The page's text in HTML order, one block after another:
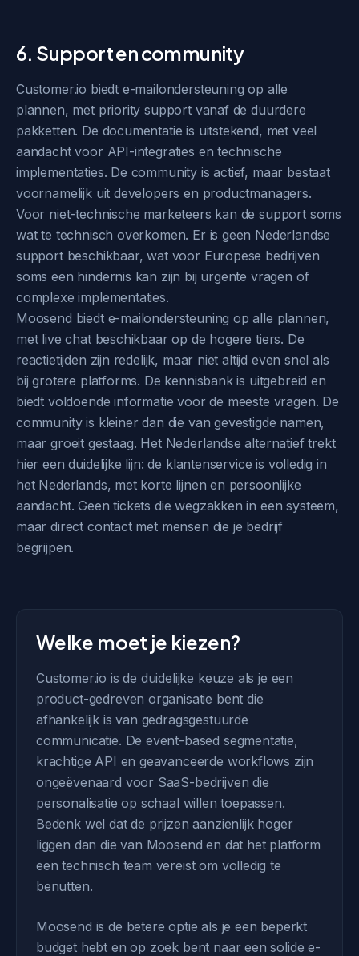
6. Support en community
Customer.io biedt e-mailondersteuning op alle
plannen, met priority support vanaf de duurdere
pakketten. De documentatie is uitstekend, met veel
aandacht voor API-integraties en technische
implementaties. De community is actief, maar bestaat
voornamelijk uit developers en productmanagers.
Voor niet-technische marketeers kan de support soms
wat te technisch overkomen. Er is geen Nederlandse
support beschikbaar, wat voor Europese bedrijven
soms een hindernis kan zijn bij urgente vragen of
complexe implementaties.
Moosend biedt e-mailondersteuning op alle plannen,
met live chat beschikbaar op de hogere tiers. De
reactietijden zijn redelijk, maar niet altijd even snel als
bij grotere platforms. De kennisbank is uitgebreid en
biedt voldoende informatie voor de meeste vragen. De
community is kleiner dan die van gevestigde namen,
maar groeit gestaag. Het Nederlandse alternatief trekt
hier een duidelijke lijn: de klantenservice is volledig in
het Nederlands, met korte lijnen en persoonlijke
aandacht. Geen tickets die wegzakken in een systeem,
maar direct contact met mensen die je bedrijf
begrijpen.
Welke moet je kiezen?
Customer.io is de duidelijke keuze als je een
product-gedreven organisatie bent die
afhankelijk is van gedragsgestuurde
communicatie. De event-based segmentatie,
krachtige API en geavanceerde workflows zijn
ongeëvenaard voor SaaS-bedrijven die
personalisatie op schaal willen toepassen.
Bedenk wel dat de prijzen aanzienlijk hoger
liggen dan die van Moosend en dat het platform
een technisch team vereist om volledig te
benutten.
Moosend is de betere optie als je een beperkt
budget hebt en op zoek bent naar een solide e-